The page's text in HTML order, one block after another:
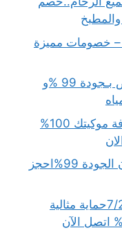
– خصومات مميزة
شركة كشف تسربات المياه بالرياض بـجودة 99 %و
شركة تنظيف موكيت بالرياض لنظافة موكيتك 100%
شركة رش حشرات بالرياض بضمان الجودة 99%احجز
شركة عزل خزانات بالخرج خدمة7/24حماية مثالية